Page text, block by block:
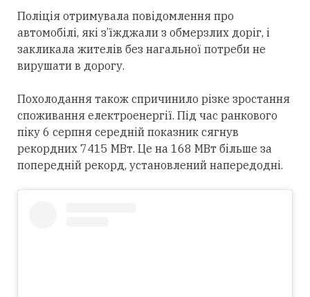
Поліція отримувала повідомлення про
автомобілі, які з’їжджали з обмерзлих доріг, і
закликала жителів без нагальної потреби не
вирушати в дорогу.
Похолодання також спричинило різке зростання
споживання електроенергії. Під час ранкового
піку 6 серпня середній показник сягнув
рекордних 7415 МВт. Це на 168 МВт більше за
попередній рекорд, установлений напередодні.